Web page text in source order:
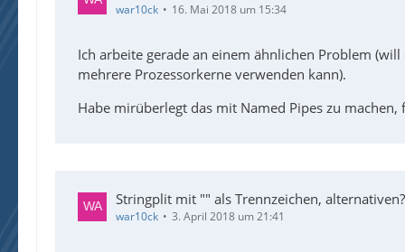
war10ck 16. Mai 2018 um 15:34
Ich arbeite gerade an einem ähnlichen Problem
mehrere Prozessorkerne verwenden kann).
Habe mirüberlegt das mit Named Pipes zu
Stringplit mit "" als Trennzeichen, alternativen?
war10ck 3. April 2018 um 21:41